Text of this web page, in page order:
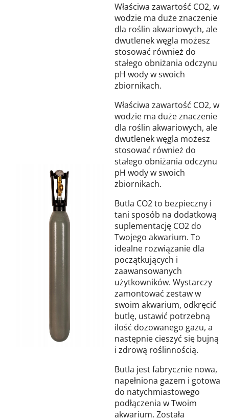
Właściwa zawartość CO2, w
wodzie ma duże znaczenie
dla roślin akwariowych, ale
dwutlenek węgla możesz
stosować również do
stałego obniżania odczynu
pH wody w swoich
zbiornikach.
Właściwa zawartość CO2, w
wodzie ma duże znaczenie
dla roślin akwariowych, ale
dwutlenek węgla możesz
stosować również do
stałego obniżania odczynu
pH wody w swoich
zbiornikach.
Butla CO2 to bezpieczny i
tani sposób na dodatkową
suplementację CO2 do
Twojego akwarium. To
idealne rozwiązanie dla
początkujących i
zaawansowanych
użytkowników. Wystarczy
zamontować zestaw w
swoim akwarium, odkręcić
butlę, ustawić potrzebną
ilość dozowanego gazu, a
następnie cieszyć się bujną
i zdrową roślinnością.
Butla jest fabrycznie nowa,
napełniona gazem i gotowa
do natychmiastowego
podłączenia w Twoim
akwarium. Została